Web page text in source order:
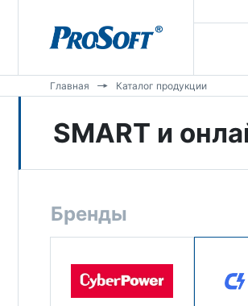
Главная Каталог продукции
SMART и
Бренды